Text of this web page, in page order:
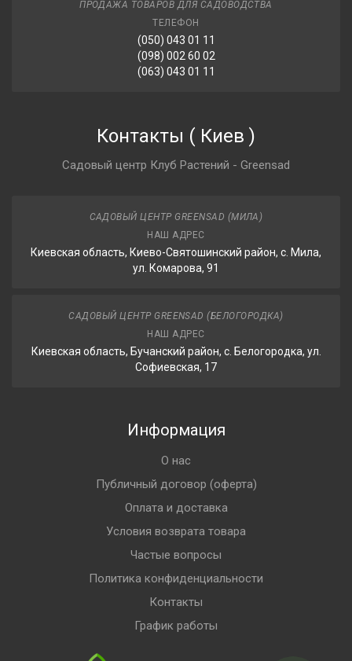
ПРОДАЖА ТОВАРОВ ДЛЯ САДОВОДСТВА
ТЕЛЕФОН
(050) 043 01 11
(098) 002 60 02
(063) 043 01 11
Контакты ( Киев )
Садовый центр Клуб Растений - Greensad
САДОВЫЙ ЦЕНТР GREENSAD (МИЛА)
НАШ АДРЕС
Киевская область, Киево-Святошинский район, с. Мила,
ул. Комарова, 91
САДОВЫЙ ЦЕНТР GREENSAD (БЕЛОГОРОДКА)
НАШ АДРЕС
Киевская область, Бучанский район, с. Белогородка, ул.
Софиевская, 17
Информация
О нас
Публичный договор (оферта)
Оплата и доставка
Условия возврата товара
Частые вопросы
Политика конфиденциальности
Контакты
График работы